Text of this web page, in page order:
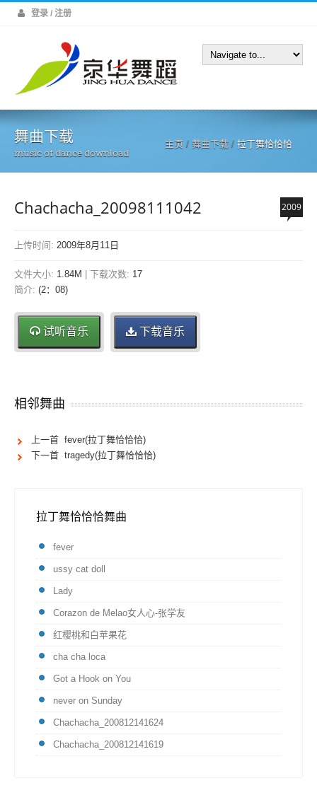
登录 / 注册
舞曲下载
music of dance download
主页 / 舞曲下载 / 拉丁舞恰恰恰
Chachacha_20098111042 2009
上传时间: 2009年8月11日
文件大小: 1.84M | 下载次数: 17
简介: (2：08)
试听音乐 下载音乐
相邻舞曲
上一首 fever(拉丁舞恰恰恰)
下一首 tragedy(拉丁舞恰恰恰)
拉丁舞恰恰恰舞曲
fever
ussy cat doll
Lady
Corazon de Melao女人心-张学友
红樱桃和白苹果花
cha cha loca
Got a Hook on You
never on Sunday
Chachacha_200812141624
Chachacha_200812141619